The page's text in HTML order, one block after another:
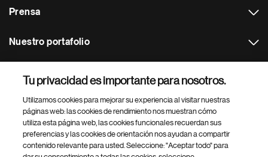
Prensa
Nuestro portafolio
Footer Site Search
Tu privacidad es importante para nosotros.
Utilizamos cookies para mejorar su experiencia al visitar nuestras
páginas web: las cookies de rendimiento nos muestran cómo
utiliza esta página web, las cookies funcionales recuerdan sus
preferencias y las cookies de orientación nos ayudan a compartir
contenido relevante para usted. Seleccione: "Aceptar todo" para